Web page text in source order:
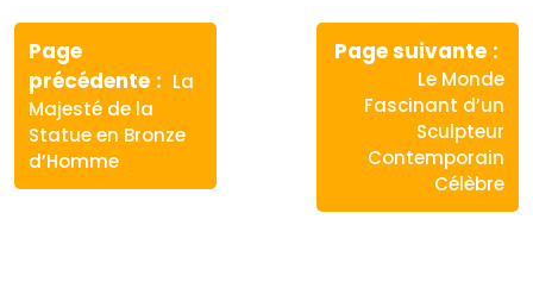
Navigation
de
l’article
Page
précédente
Article
:
La
Majesté de la
Statue en Bronze
d’Homme
Page suivante
Article
suivant
:
Le Monde
Fascinant d’un
Sculpteur
Contemporain
Célèbre